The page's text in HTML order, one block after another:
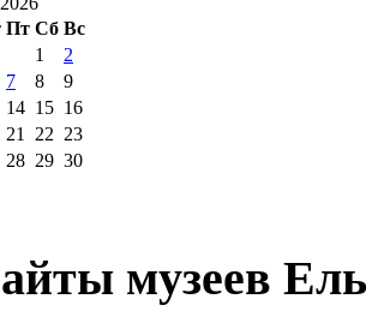
Пт Сб Вс
1
2
7 8
9
14 15 16
21 22 23
28 29 30
музеев